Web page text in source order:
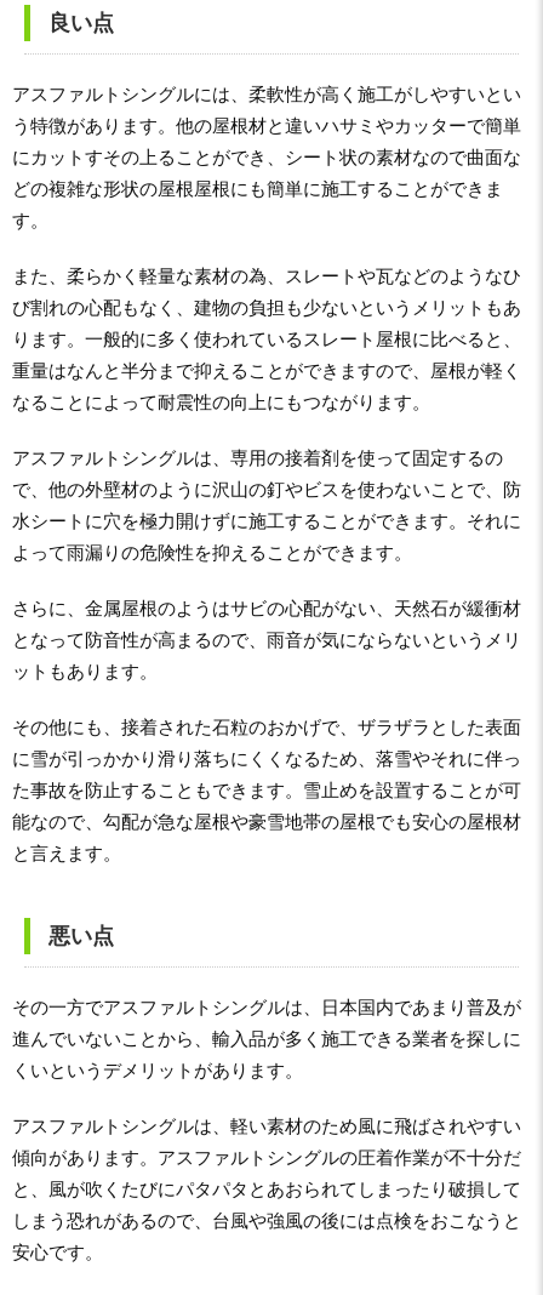
良い点
アスファルトシングルには、柔軟性が高く施工がしやすいとい
う特徴があります。他の屋根材と違いハサミやカッターで簡単
にカットすその上ることができ、シート状の素材なので曲面な
どの複雑な形状の屋根屋根にも簡単に施工することができま
す。
また、柔らかく軽量な素材の為、スレートや瓦などのようなひ
び割れの心配もなく、建物の負担も少ないというメリットもあ
ります。一般的に多く使われているスレート屋根に比べると、
重量はなんと半分まで抑えることができますので、屋根が軽く
なることによって耐震性の向上にもつながります。
アスファルトシングルは、専用の接着剤を使って固定するの
で、他の外壁材のように沢山の釘やビスを使わないことで、防
水シートに穴を極力開けずに施工することができます。それに
よって雨漏りの危険性を抑えることができます。
さらに、金属屋根のようはサビの心配がない、天然石が緩衝材
となって防音性が高まるので、雨音が気にならないというメリ
ットもあります。
その他にも、接着された石粒のおかげで、ザラザラとした表面
に雪が引っかかり滑り落ちにくくなるため、落雪やそれに伴っ
た事故を防止することもできます。雪止めを設置することが可
能なので、勾配が急な屋根や豪雪地帯の屋根でも安心の屋根材
と言えます。
悪い点
その一方でアスファルトシングルは、日本国内であまり普及が
進んでいないことから、輸入品が多く施工できる業者を探しに
くいというデメリットがあります。
アスファルトシングルは、軽い素材のため風に飛ばされやすい
傾向があります。アスファルトシングルの圧着作業が不十分だ
と、風が吹くたびにパタパタとあおられてしまったり破損して
しまう恐れがあるので、台風や強風の後には点検をおこなうと
安心です。